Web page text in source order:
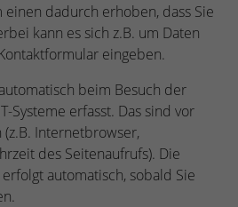
dadurch erhoben, dass Sie
kann es sich z.B. um Daten
eingeben.
beim Besuch der
Systeme erfasst. Das sind vor
Internetbrowser,
des Seitenaufrufs). Die
automatisch, sobald Sie
zu geschützten Bereichen gewährt.
eine randoly generierte Nummer
Besucher zu
Analytics